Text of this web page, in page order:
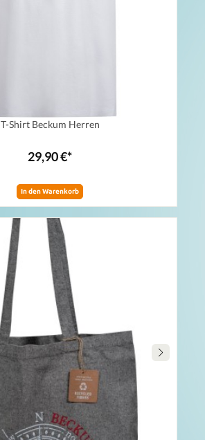
T-Shirt Beckum Herren
29,90 €*
In den Warenkorb